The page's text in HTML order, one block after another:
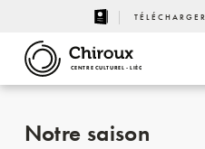
CENTRE CULTUREL - LIÈGE
Notre saison